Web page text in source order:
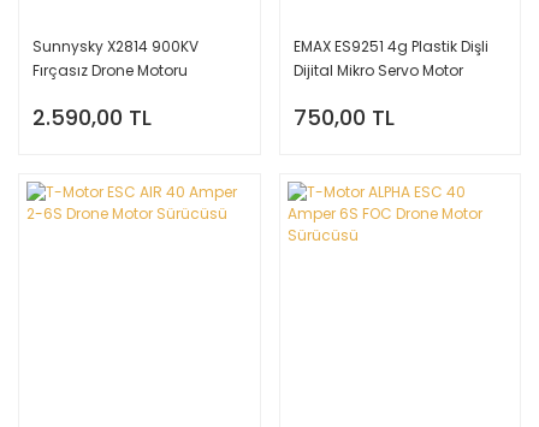
Sunnysky X2814 900KV
Fırçasız Drone Motoru
2.590,00 TL
EMAX ES9251 4g Plastik Dişli
Dijital Mikro Servo Motor
750,00 TL